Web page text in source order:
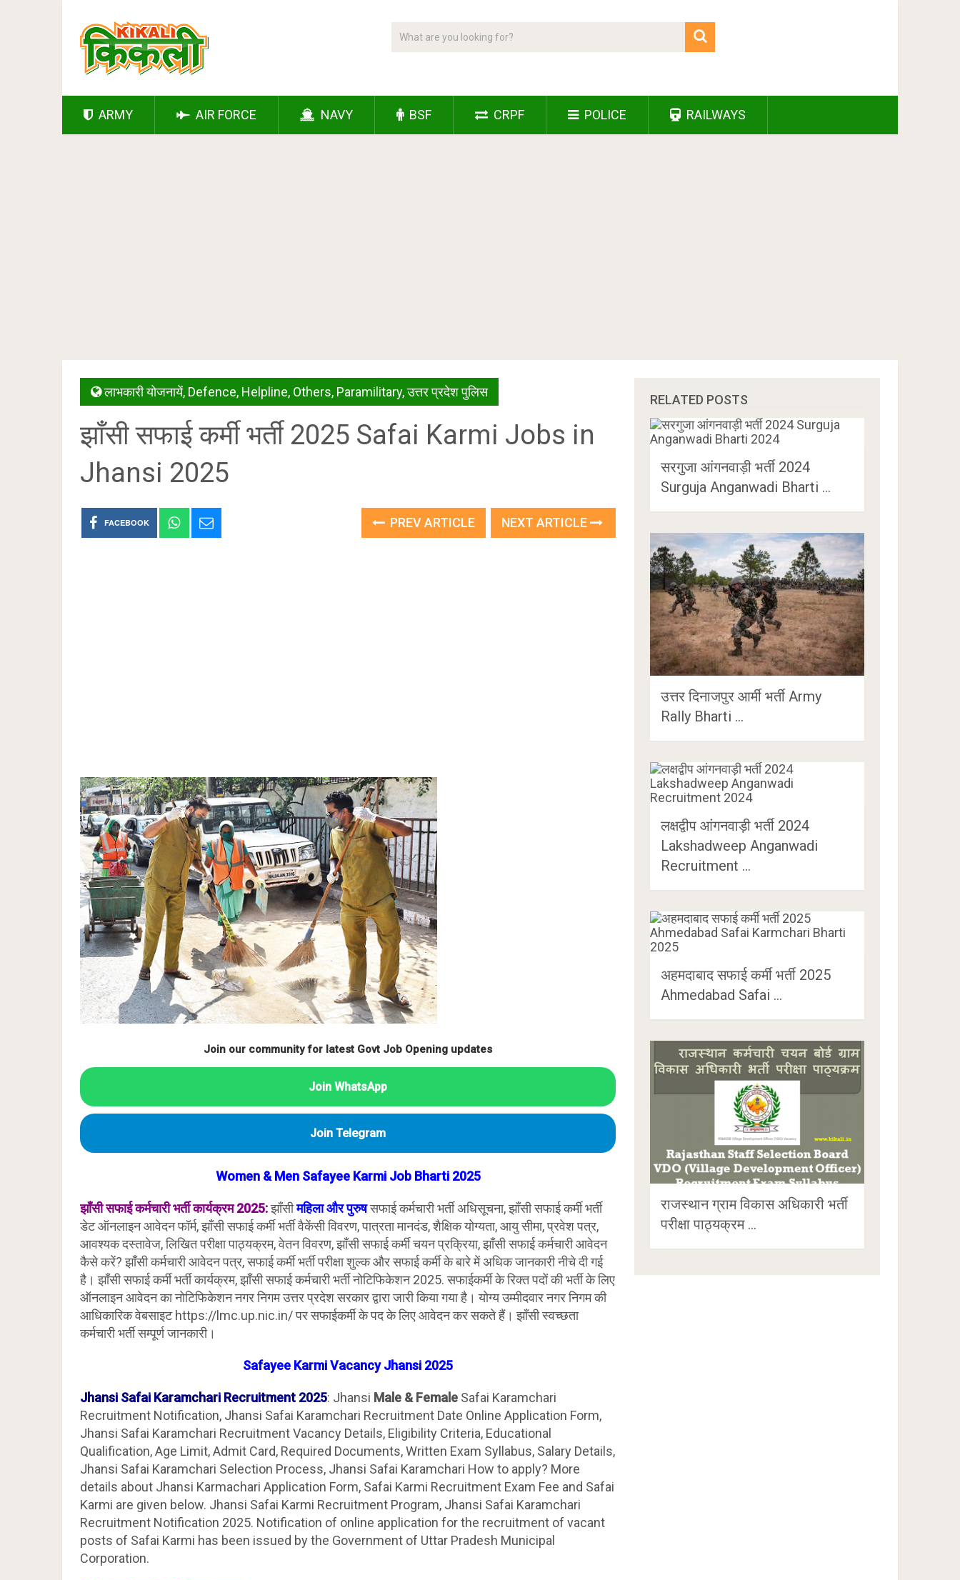
ARMY AIR FORCE NAVY BSF CRPF POLICE RAILWAYS
लाभकारी योजनायें, Defence, Helpline, Others, Paramilitary,उत्तर प्रदेश पुलिस
झाँसी सफाई कर्मी भर्ती 2025 Safai Karmi Jobs in
Jhansi 2025
FACEBOOK PREV ARTICLE NEXT ARTICLE
Join our community for latest Govt Job Opening updates
Join WhatsApp
Join Telegram
Women & Men Safayee Karmi Job Bharti 2025
झाँसीसफाई कर्मचारी भर्ती कार्यक्रम 2025:झाँसीमहिला और पुरुषसफाई कर्मचारी भर्ती अधिसूचना, झाँसी सफाई कर्मी भर्ती
डेट ऑनलाइन आवेदन फॉर्म, झाँसी सफाई कर्मी भर्ती वैकेंसी विवरण, पात्रता मानदंड, शैक्षिक योग्यता, आयु सीमा, प्रवेश पत्र,
आवश्यक दस्तावेज, लिखित परीक्षा पाठ्यक्रम, वेतन विवरण, झाँसी सफाई कर्मी चयन प्रक्रिया, झाँसी सफाई कर्मचारी आवेदन
कैसे करें? झाँसी कर्मचारी आवेदन पत्र, सफाई कर्मी भर्ती परीक्षा शुल्क और सफाई कर्मी के बारे में अधिक जानकारी नीचे दी गई
है। झाँसी सफाई कर्मी भर्ती कार्यक्रम, झाँसी सफाई कर्मचारी भर्ती नोटिफिकेशन 2025. सफाईकर्मी के रिक्त पदों की भर्ती के लिए
ऑनलाइन आवेदन का नोटिफिकेशन नगर निगम उत्तर प्रदेश सरकार द्वारा जारी किया गया है। योग्य उम्मीदवार नगर निगम की
आधिकारिक वेबसाइट https://lmc.up.nic.in/ पर सफाईकर्मी के पद के लिए आवेदन कर सकते हैं। झाँसी स्वच्छता
कर्मचारी भर्ती सम्पूर्ण जानकारी।
Safayee Karmi VacancyJhansi 2025
Jhansi Safai Karamchari Recruitment 2025: Jhansi Male & Female Safai Karamchari
Recruitment Notification, Jhansi Safai Karamchari Recruitment Date Online Application Form,
Jhansi Safai Karamchari Recruitment Vacancy Details, Eligibility Criteria, Educational
Qualification, Age Limit, Admit Card, Required Documents, Written Exam Syllabus, Salary Details,
Jhansi Safai Karamchari Selection Process, Jhansi Safai Karamchari How to apply? More
details about Jhansi Karmachari Application Form, Safai Karmi Recruitment Exam Fee and Safai
Karmi are given below. Jhansi Safai Karmi Recruitment Program, Jhansi Safai Karamchari
Recruitment Notification 2025. Notification of online application for the recruitment of vacant
posts of Safai Karmi has been issued by the Government of Uttar Pradesh Municipal
Corporation.
RELATED POSTS
सरगुजा आंगनवाड़ी भर्ती 2024
Surguja Anganwadi Bharti …
उत्तर दिनाजपुर आर्मी भर्ती Army
Rally Bharti …
लक्षद्वीप आंगनवाड़ी भर्ती 2024
Lakshadweep Anganwadi
Recruitment …
अहमदाबाद सफाई कर्मी भर्ती 2025
Ahmedabad Safai …
राजस्थान ग्राम विकास अधिकारी भर्ती
परीक्षा पाठ्यक्रम …